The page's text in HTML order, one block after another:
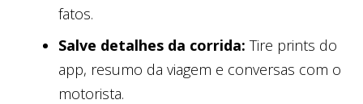
fatos.
Salve detalhes da corrida: Tire prints do
app, resumo da viagem e conversas com o
motorista.